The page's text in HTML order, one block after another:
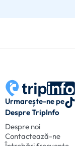
Urmarește-ne pe
Despre TripInfo
Despre noi
Contactează-ne